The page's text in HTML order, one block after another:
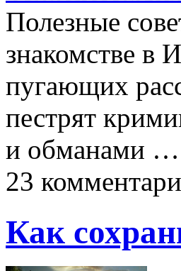
Полезные
знакомстве в
пугающих
пестрят
и обманами …
23
Как